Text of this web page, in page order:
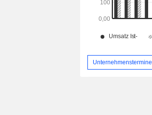
Unternehmenstermine